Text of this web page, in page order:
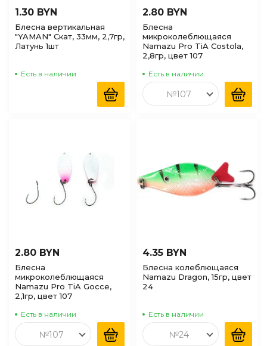
1.30 BYN
Блесна вертикальная
"YAMAN" Скат, 33мм, 2,7гр,
Латунь 1шт
Есть в наличии
2.80 BYN
Блесна
микроколеблющаяся
Namazu Pro TiA Costola,
2,8гр, цвет 107
Есть в наличии
№107
2.80 BYN
Блесна
микроколеблющаяся
Namazu Pro TiA Gocce,
2,1гр, цвет 107
Есть в наличии
№107
4.35 BYN
Блесна колеблющаяся
Namazu Dragon, 15гр, цвет
24
Есть в наличии
№24